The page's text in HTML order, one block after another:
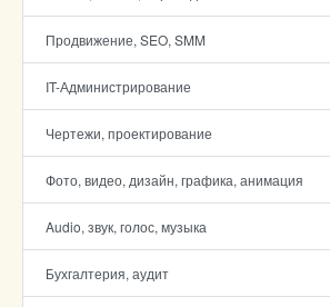
Продвижение, SEO, SMM
IT-Администрирование
Чертежи, проектирование
Фото, видео, дизайн, графика, анимация
Audio, звук, голос, музыка
Бухгалтерия, аудит